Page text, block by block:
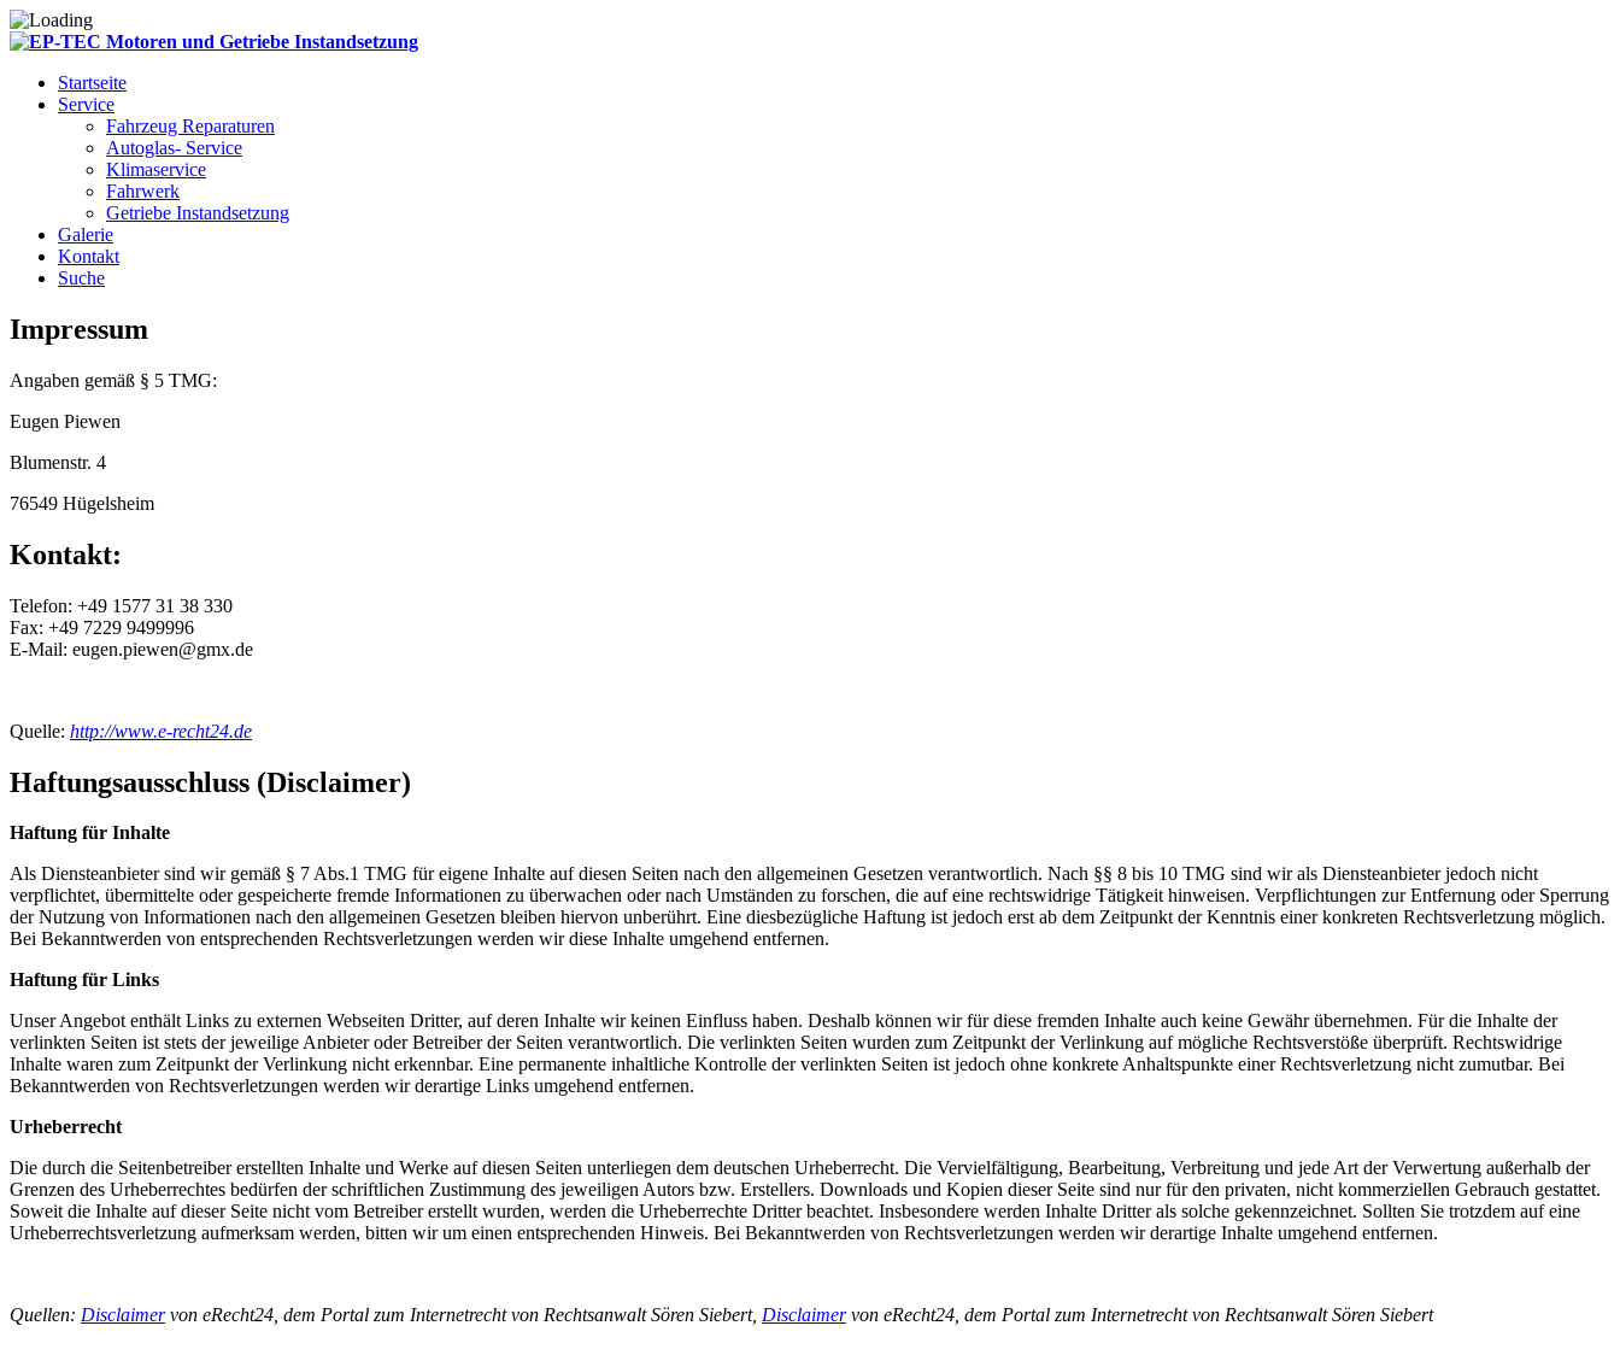
Startseite
Service
Fahrzeug Reparaturen
Autoglas- Service
Klimaservice
Fahrwerk
Getriebe Instandsetzung
Galerie
Kontakt
Suche
Impressum
Angaben gemäß § 5 TMG:
Eugen Piewen
Blumenstr. 4
76549 Hügelsheim
Kontakt:
Telefon: +49 1577 31 38 330
Fax: +49 7229 9499996
E-Mail: eugen.piewen@gmx.de
Quelle: http://www.e-recht24.de
Haftungsausschluss (Disclaimer)
Haftung für Inhalte
Als Diensteanbieter sind wir gemäß § 7 Abs.1 TMG für eigene Inhalte auf diesen Seiten nach den allgemeinen Gesetzen verantwortlich. Nach §§ 8 bis 10 TMG sind wir als Diensteanbieter jedoch nicht
verpflichtet, übermittelte oder gespeicherte fremde Informationen zu überwachen oder nach Umständen zu forschen, die auf eine rechtswidrige Tätigkeit hinweisen. Verpflichtungen zur Entfernung oder Sperrung
der Nutzung von Informationen nach den allgemeinen Gesetzen bleiben hiervon unberührt. Eine diesbezügliche Haftung ist jedoch erst ab dem Zeitpunkt der Kenntnis einer konkreten Rechtsverletzung möglich.
Bei Bekanntwerden von entsprechenden Rechtsverletzungen werden wir diese Inhalte umgehend entfernen.
Haftung für Links
Unser Angebot enthält Links zu externen Webseiten Dritter, auf deren Inhalte wir keinen Einfluss haben. Deshalb können wir für diese fremden Inhalte auch keine Gewähr übernehmen. Für die Inhalte der
verlinkten Seiten ist stets der jeweilige Anbieter oder Betreiber der Seiten verantwortlich. Die verlinkten Seiten wurden zum Zeitpunkt der Verlinkung auf mögliche Rechtsverstöße überprüft. Rechtswidrige
Inhalte waren zum Zeitpunkt der Verlinkung nicht erkennbar. Eine permanente inhaltliche Kontrolle der verlinkten Seiten ist jedoch ohne konkrete Anhaltspunkte einer Rechtsverletzung nicht zumutbar. Bei
Bekanntwerden von Rechtsverletzungen werden wir derartige Links umgehend entfernen.
Urheberrecht
Die durch die Seitenbetreiber erstellten Inhalte und Werke auf diesen Seiten unterliegen dem deutschen Urheberrecht. Die Vervielfältigung, Bearbeitung, Verbreitung und jede Art der Verwertung außerhalb der
Grenzen des Urheberrechtes bedürfen der schriftlichen Zustimmung des jeweiligen Autors bzw. Erstellers. Downloads und Kopien dieser Seite sind nur für den privaten, nicht kommerziellen Gebrauch gestattet.
Soweit die Inhalte auf dieser Seite nicht vom Betreiber erstellt wurden, werden die Urheberrechte Dritter beachtet. Insbesondere werden Inhalte Dritter als solche gekennzeichnet. Sollten Sie trotzdem auf eine
Urheberrechtsverletzung aufmerksam werden, bitten wir um einen entsprechenden Hinweis. Bei Bekanntwerden von Rechtsverletzungen werden wir derartige Inhalte umgehend entfernen.
Quellen: Disclaimervon eRecht24, dem Portal zum Internetrecht von Rechtsanwalt Sören Siebert, Disclaimervon eRecht24, dem Portal zum Internetrecht von Rechtsanwalt Sören Siebert